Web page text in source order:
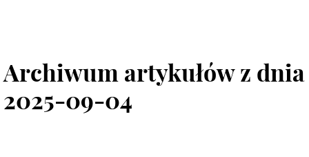
Archiwum artykułów z dnia
2025-09-04